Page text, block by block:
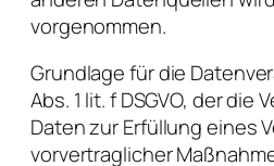
vorgenommen.
Grundlage für die
Abs. 1 lit. f DSGVO, der die
Daten zur Erfüllung eines
vorvertraglicher